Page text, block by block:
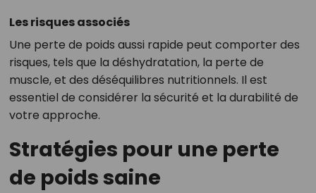
Les risques associés
Une perte de poids aussi rapide peut comporter des
risques, tels que la déshydratation, la perte de
muscle, et des déséquilibres nutritionnels. Il est
essentiel de considérer la sécurité et la durabilité de
votre approche.
Stratégies pour une perte
de poids saine